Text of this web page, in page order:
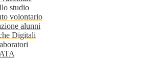
studio
volontario
alunni
Digitali